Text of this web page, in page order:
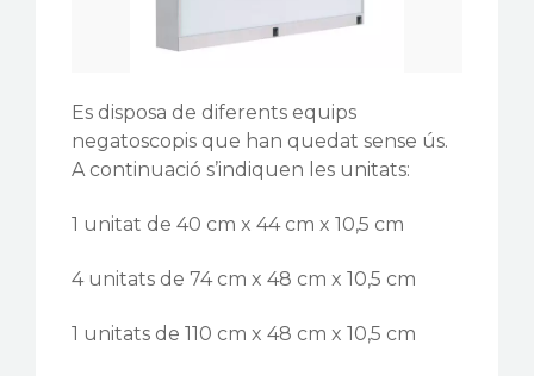
Es disposa de diferents equips
negatoscopis que han quedat sense ús.
A continuació s’indiquen les unitats:
1 unitat de 40 cm x 44 cm x 10,5 cm
4 unitats de 74 cm x 48 cm x 10,5 cm
1 unitats de 110 cm x 48 cm x 10,5 cm